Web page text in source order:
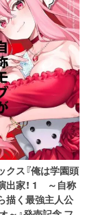
クス『俺は学園頭
出家！ 1 ～自称
描く最強主人公